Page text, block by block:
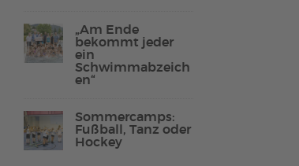
Lebenshilfe Sport
Reha-Sport
„Am Ende
bekommt jeder
ein
Schwimmabzeich
en“
Sommercamps:
Fußball, Tanz oder
Hockey